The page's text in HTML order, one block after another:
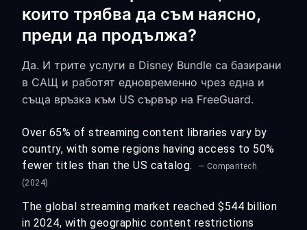
които трябва да съм наясно,
преди да продължа?
Да. И трите услуги в Disney Bundle са базирани
в САЩ и работят едновременно чрез една и
съща връзка към US сървър на FreeGuard.
Over 65% of streaming content libraries vary by
country, with some regions having access to 50%
fewer titles than the US catalog.
— Comparitech
(2024)
The global streaming market reached $544 billion
in 2024, with geographic content restrictions